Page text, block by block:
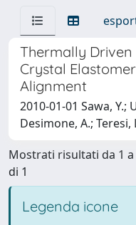
Thermally
Crystal
Alignment
2010-01-01 Sawa, Y.;
Desimone, A.; Teresi,
Mostrati risultati da 1 a
di 1
Legenda icone